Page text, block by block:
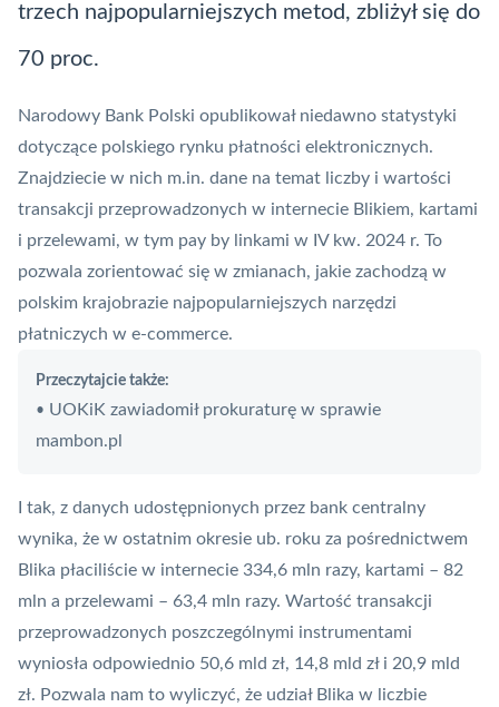
trzech najpopularniejszych metod, zbliżył się do
70 proc.
Narodowy Bank Polski opublikował niedawno statystyki
dotyczące polskiego rynku płatności elektronicznych.
Znajdziecie w nich m.in. dane na temat liczby i wartości
transakcji przeprowadzonych w internecie Blikiem, kartami
i przelewami, w tym pay by linkami w IV kw. 2024 r. To
pozwala zorientować się w zmianach, jakie zachodzą w
polskim krajobrazie najpopularniejszych narzędzi
płatniczych w e-commerce.
Przeczytajcie także:
• UOKiK zawiadomił prokuraturę w sprawie
mambon.pl
I tak, z danych udostępnionych przez bank centralny
wynika, że w ostatnim okresie ub. roku za pośrednictwem
Blika płaciliście w internecie 334,6 mln razy, kartami – 82
mln a przelewami – 63,4 mln razy. Wartość transakcji
przeprowadzonych poszczególnymi instrumentami
wyniosła odpowiednio 50,6 mld zł, 14,8 mld zł i 20,9 mld
zł. Pozwala nam to wyliczyć, że udział Blika w liczbie